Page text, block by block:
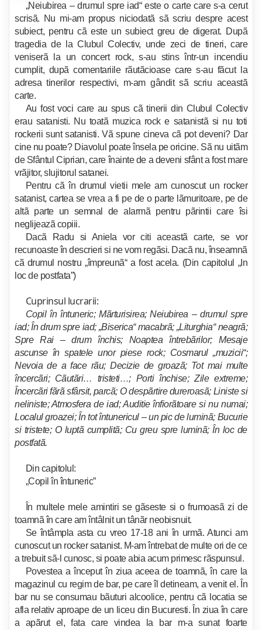
„Neiubirea – drumul spre iad“ este o carte care s-a cerut
scrisã. Nu mi-am propus niciodatã sã scriu despre acest
subiect, pentru cã este un subiect greu de digerat. Dupã
tragedia de la Clubul Colectiv, unde zeci de tineri, care
veniserã la un concert rock, s-au stins într-un incendiu
cumplit, dupã comentariile rãutãcioase care s-au fãcut la
adresa tinerilor respectivi, m-am gândit sã scriu aceastã
carte.
Au fost voci care au spus cã tinerii din Clubul Colectiv
erau satanisti. Nu toatã muzica rock e satanistã si nu toti
rockerii sunt satanisti. Vã spune cineva cã pot deveni? Dar
cine nu poate? Diavolul poate însela pe oricine. Sã nu uitãm
de Sfântul Ciprian, care înainte de a deveni sfânt a fost mare
vrãjitor, slujitorul satanei.
Pentru cã în drumul vietii mele am cunoscut un rocker
satanist, cartea se vrea a fi pe de o parte lãmuritoare, pe de
altã parte un semnal de alarmã pentru pãrintii care îsi
neglijeazã copiii.
Dacã Radu si Aniela vor citi aceastã carte, se vor
recunoaste în descrieri si ne vom regãsi. Dacã nu, înseamnã
cã drumul nostru „împreunã“ a fost acela. (Din capitolul „In
loc de postfata”)
Cuprinsul lucrarii:
Copil în întuneric; Mãrturisirea; Neiubirea – drumul spre
iad; În drum spre iad; „Biserica“ macabrã; „Liturghia“ neagrã;
Spre Rai – drum închis; Noaptea întrebãrilor; Mesaje
ascunse în spatele unor piese rock; Cosmarul „muzicii“;
Nevoia de a face rãu; Decizie de groazã; Tot mai multe
încercãri; Cãutãri… tristeti…; Porti închise; Zile extreme;
Încercãri fãrã sfârsit, parcã; O despãrtire dureroasã; Liniste si
neliniste; Atmosfera de iad; Auditie înfiorãtoare si nu numai;
Localul groazei; În tot întunericul – un pic de luminã; Bucurie
si tristete; O luptã cumplitã; Cu greu spre luminã; În loc de
postfatã.
Din capitolul:
„Copil în întuneric”
În multele mele amintiri se gãseste si o frumoasã zi de
toamnã în care am întâlnit un tânãr neobisnuit.
Se întâmpla asta cu vreo 17-18 ani în urmã. Atunci am
cunoscut un rocker satanist. M-am întrebat de multe ori de ce
a trebuit sã-l cunosc, si poate abia acum primesc rãspunsul.
Povestea a început în ziua aceea de toamnã, în care la
magazinul cu regim de bar, pe care îl detineam, a venit el. În
bar nu se consumau bãuturi alcoolice, pentru cã locatia se
afla relativ aproape de un liceu din Bucuresti. În ziua în care
a apãrut el, fata care vindea la bar m-a sunat foarte